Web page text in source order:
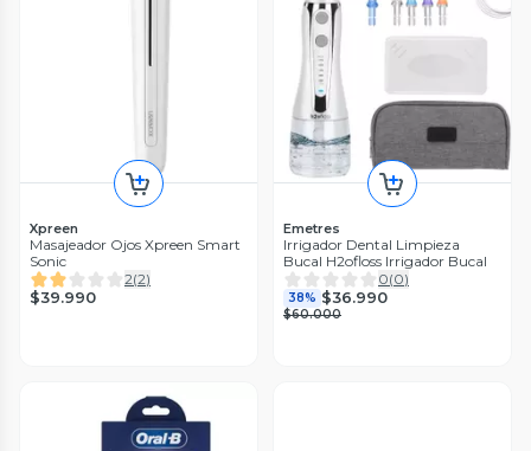
Xpreen
Masajeador Ojos Xpreen Smart
Sonic
2(2)
$39.990
Emetres
Irrigador Dental Limpieza
Bucal H2ofloss Irrigador Bucal
0(0)
38% $36.990
$60.000